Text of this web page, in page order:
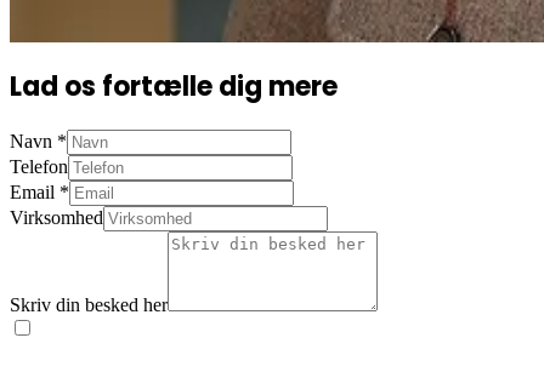
Lad os fortælle dig mere
Navn *
Telefon
Email *
Virksomhed
Skriv din besked her